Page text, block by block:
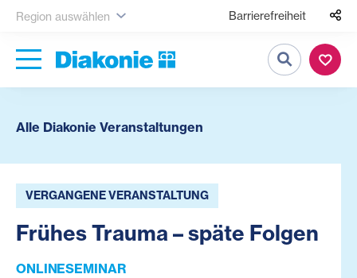
Region auswählen Barrierefreiheit
Suche
Alle Diakonie Veranstaltungen
VERGANGENE VERANSTALTUNG
Frühes Trauma – späte Folgen
ONLINESEMINAR